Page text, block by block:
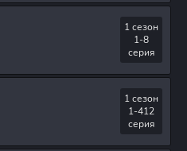
1 сезон
1-8
серия
1 сезон
1-412
серия